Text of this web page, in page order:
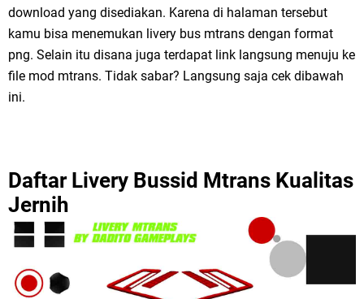
download yang disediakan. Karena di halaman tersebut
kamu bisa menemukan livery bus mtrans dengan format
png. Selain itu disana juga terdapat link langsung menuju ke
file mod mtrans. Tidak sabar? Langsung saja cek dibawah
ini.
Daftar Livery Bussid Mtrans Kualitas
Jernih